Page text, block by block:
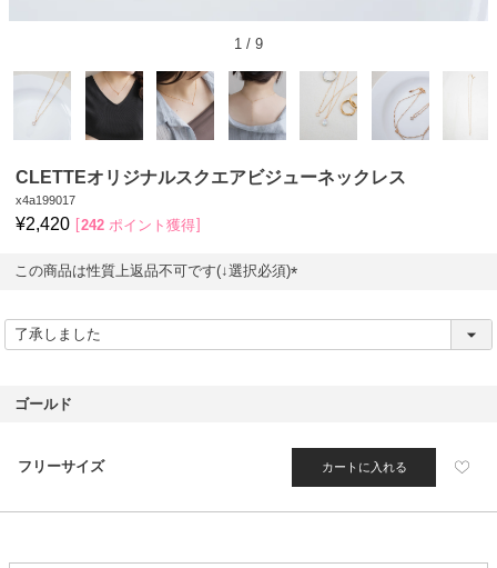
1 / 9
CLETTEオリジナルスクエアビジューネックレス
x4a199017
¥2,420 242 ポイント獲得
この商品は性質上返品不可です(↓選択必須)
必
ゴールド
フリーサイズ カートに入れる